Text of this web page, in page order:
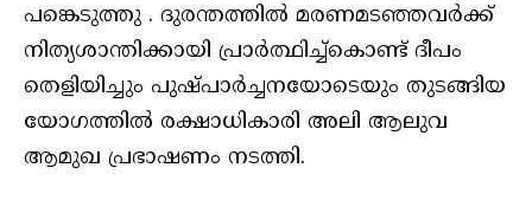
പങ്കെടുത്തു . ദുരന്തത്തിൽ മരണമടഞ്ഞവർക്ക്
നിത്യശാന്തിക്കായി പ്രാർത്ഥിച്ച്കൊണ്ട് ദീപം
തെളിയിച്ചും പുഷ്പാർച്ചനയോടെയും തുടങ്ങിയ
യോഗത്തിൽ രക്ഷാധികാരി അലി ആലുവ
ആമുഖ പ്രഭാഷണം നടത്തി.